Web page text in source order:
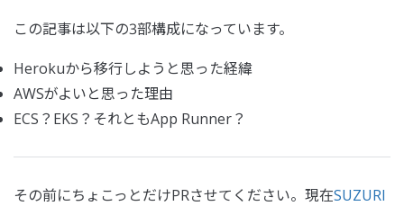
この記事は以下の3部構成になっています。
Herokuから移行しようと思った経緯
AWSがよいと思った理由
ECS？EKS？それともApp Runner？
その前にちょこっとだけPRさせてください。現在SUZURI